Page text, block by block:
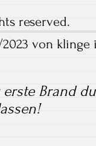
reserved.
von klinge
Brand